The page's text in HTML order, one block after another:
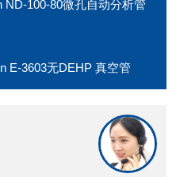
ND-100-80微孔自动分析管
E-3603无DEHP 真空管